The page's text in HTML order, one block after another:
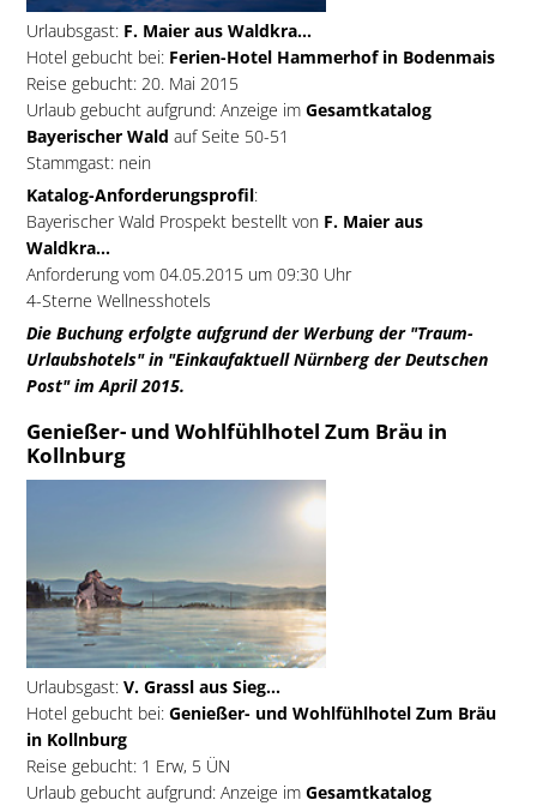
Urlaubsgast: F. Maier aus Waldkra...
Hotel gebucht bei: Ferien-Hotel Hammerhof in Bodenmais
Reise gebucht: 20. Mai 2015
Urlaub gebucht aufgrund: Anzeige im Gesamtkatalog
Bayerischer Wald auf Seite 50-51
Stammgast: nein
Katalog-Anforderungsprofil:
Bayerischer Wald Prospekt bestellt von F. Maier aus
Waldkra...
Anforderung vom 04.05.2015 um 09:30 Uhr
4-Sterne Wellnesshotels
Die Buchung erfolgte aufgrund der Werbung der "Traum-
Urlaubshotels" in "Einkaufaktuell Nürnberg der Deutschen
Post" im April 2015.
Genießer- und Wohlfühlhotel Zum Bräu in
Kollnburg
Urlaubsgast: V. Grassl aus Sieg...
Hotel gebucht bei: Genießer- und Wohlfühlhotel Zum Bräu
in Kollnburg
Reise gebucht: 1 Erw, 5 ÜN
Urlaub gebucht aufgrund: Anzeige im Gesamtkatalog